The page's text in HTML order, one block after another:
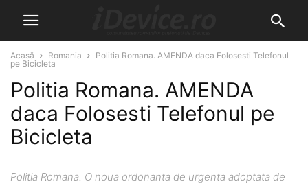
Acasă Romania
Politia Romana. AMENDA daca Folosesti Telefonul
pe Bicicleta
Politia Romana. AMENDA
daca Folosesti Telefonul pe
Bicicleta
Politia Romana. O noua ordonanta de urgenta adoptata de